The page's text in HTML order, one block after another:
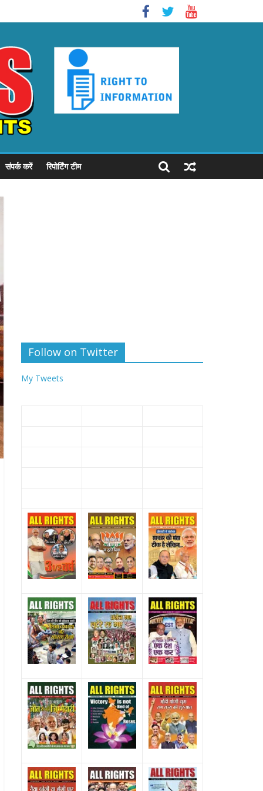
संपर्क करें रिपोर्टिंग टीम
Follow on Twitter
My Tweets